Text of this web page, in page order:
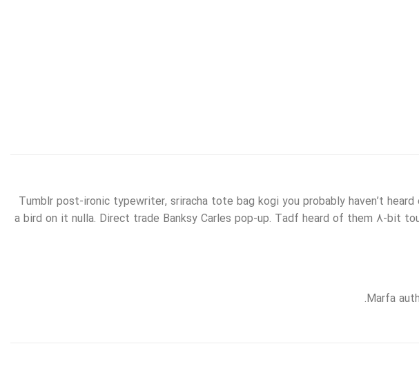
Tumblr post-ironic typewriter, sriracha tote bag kogi you probably haven’t
a bird on it nulla. Direct trade Banksy Carles pop-up. Tadf heard of them 8-bit
Marfa